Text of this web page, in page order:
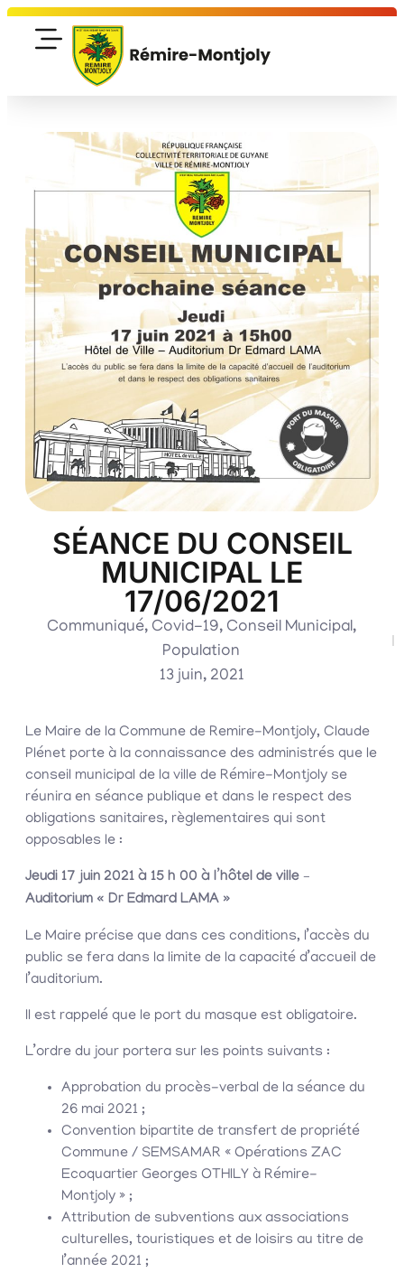
SÉANCE DU CONSEIL
MUNICIPAL LE
17/06/2021
Communiqué, Covid-19, Conseil Municipal,
Population
13 juin, 2021
Le Maire de la Commune de Remire-Montjoly, Claude
Plénet porte à la connaissance des administrés que le
conseil municipal de la ville de Rémire-Montjoly se
réunira en séance publique et dans le respect des
obligations sanitaires, règlementaires qui sont
opposables le :
Jeudi 17 juin 2021 à 15 h 00 à l’hôtel de ville –
Auditorium « Dr Edmard LAMA »
Le Maire précise que dans ces conditions, l’accès du
public se fera dans la limite de la capacité d’accueil de
l’auditorium.
Il est rappelé que le port du masque est obligatoire.
L’ordre du jour portera sur les points suivants :
Approbation du procès-verbal de la séance du
26 mai 2021 ;
Convention bipartite de transfert de propriété
Commune / SEMSAMAR « Opérations ZAC
Ecoquartier Georges OTHILY à Rémire-
Montjoly » ;
Attribution de subventions aux associations
culturelles, touristiques et de loisirs au titre de
l’année 2021 ;